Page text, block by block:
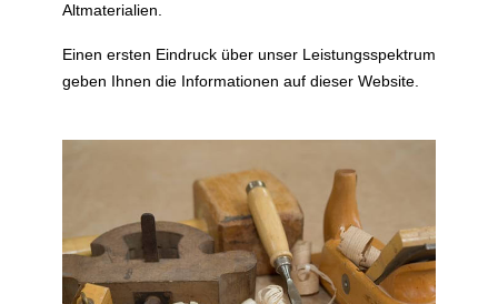
Altmaterialien.
Einen ersten Eindruck über unser Leistungsspektrum
geben Ihnen die Informationen auf dieser Website.